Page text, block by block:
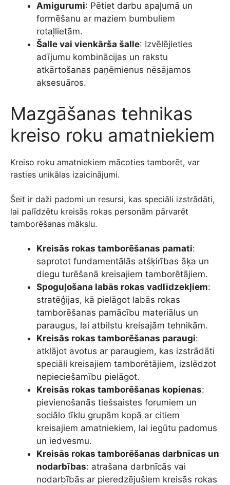
Amigurumi: Pētiet darbu apaļumā un
formēšanu ar maziem bumbuliem
rotaļlietām.
Šalle vai vienkārša šalle: Izvēlējieties
adījumu kombinācijas un rakstu
atkārtošanas paņēmienus nēsājamos
aksesuāros.
Mazgāšanas tehnikas
kreiso roku amatniekiem
Kreiso roku amatniekiem mācoties tamborēt, var
rasties unikālas izaicinājumi.
Šeit ir daži padomi un resursi, kas speciāli izstrādāti,
lai palīdzētu kreisās rokas personām pārvarēt
tamborēšanas mākslu.
Kreisās rokas tamborēšanas pamati:
saprotot fundamentālās atšķirības āķa un
diegu turēšanā kreisajiem tamborētājiem.
Spoguļošana labās rokas vadlīdzekļiem:
stratēģijas, kā pielāgot labās rokas
tamborēšanas pamācību materiālus un
paraugus, lai atbilstu kreisajām tehnikām.
Kreisās rokas tamborēšanas paraugi:
atklājot avotus ar paraugiem, kas izstrādāti
speciāli kreisajiem tamborētājiem, izslēdzot
nepieciešamību pielāgot.
Kreisās rokas tamborēšanas kopienas:
pievienošanās tiešsaistes forumiem un
sociālo tīklu grupām kopā ar citiem
kreisajiem amatniekiem, lai iegūtu padomus
un iedvesmu.
Kreisās rokas tamborēšanas darbnīcas un
nodarbības: atrašana darbnīcās vai
nodarbībās ar pieredzējušiem kreisās rokas